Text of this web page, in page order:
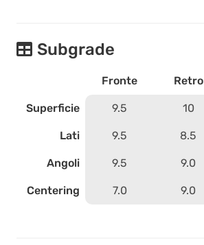
Subgrade
Fronte Retro
Superficie 9.5 10
Lati 9.5 8.5
Angoli 9.5 9.0
Centering 7.0 9.0